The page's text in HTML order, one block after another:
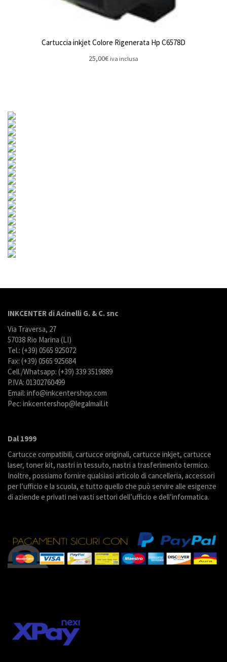
Cartuccia inkjet Colore Rigenerata Hp C6578D
25,00€ iva inclusa
INKCENTER di Acinelli G. & C. snc
Via Traversa, 27
57038 Rio Marina (LI)
Tel.: (+39) 0565 925072
Fax: (+39) 0565 925684
Cell./Whatsapp: (+39) 339 3519889
P.IVA: 01302760499
Email: info@inkcentershop.com
Pec: inkcentershop@legalmail.it
Dal 1999
Cartucce compatibili, cartucce originali, cartucce inkjet, cartucce
laser, toner kit, nastri in tessuto, nastri a trasferimento termico.
Inoltre, possiamo fornire qualsiasi articolo di cancelleria, accessori
per l’ufficio e la scuola, e tutto quello che può servire alle esigenze
di aziende e privati nei vasti settori dell’ufficio e dell’informatica.